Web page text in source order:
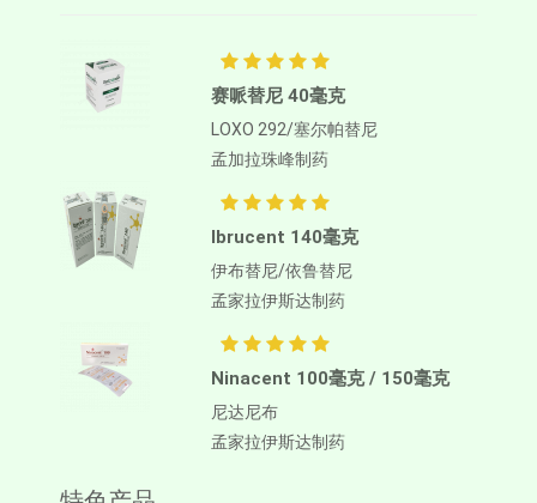
赛哌替尼 40毫克
LOXO 292/塞尔帕替尼
孟加拉珠峰制药
Ibrucent 140毫克
伊布替尼/依鲁替尼
孟家拉伊斯达制药
Ninacent 100毫克 / 150毫克
尼达尼布
孟家拉伊斯达制药